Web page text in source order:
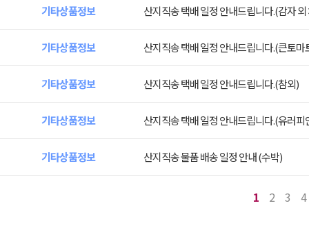
기타상품정보 산지직송 택배 일정 안내드립니다.(감자
기타상품정보 산지직송 택배 일정 안내드립니다.(큰토마
기타상품정보 산지직송 택배 일정 안내드립니다.(참외)
기타상품정보 산지직송 택배 일정 안내드립니다.(유러
기타상품정보 산지직송 물품 배송 일정 안내 (수박)
1 2 3 4